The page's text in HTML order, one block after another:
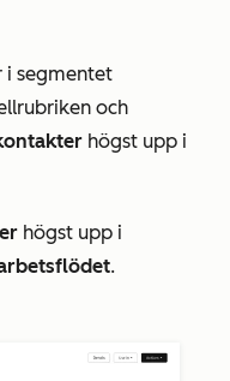
i segmentet
och
högst upp i
högst upp i
.